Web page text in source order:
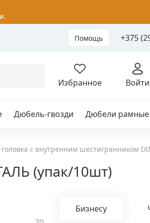
Помощь +375
Избранное Войти
Дюбель-гвозди Дюбели рамные
с внутренним шестигранником
(упак/10шт)
Бизнесу